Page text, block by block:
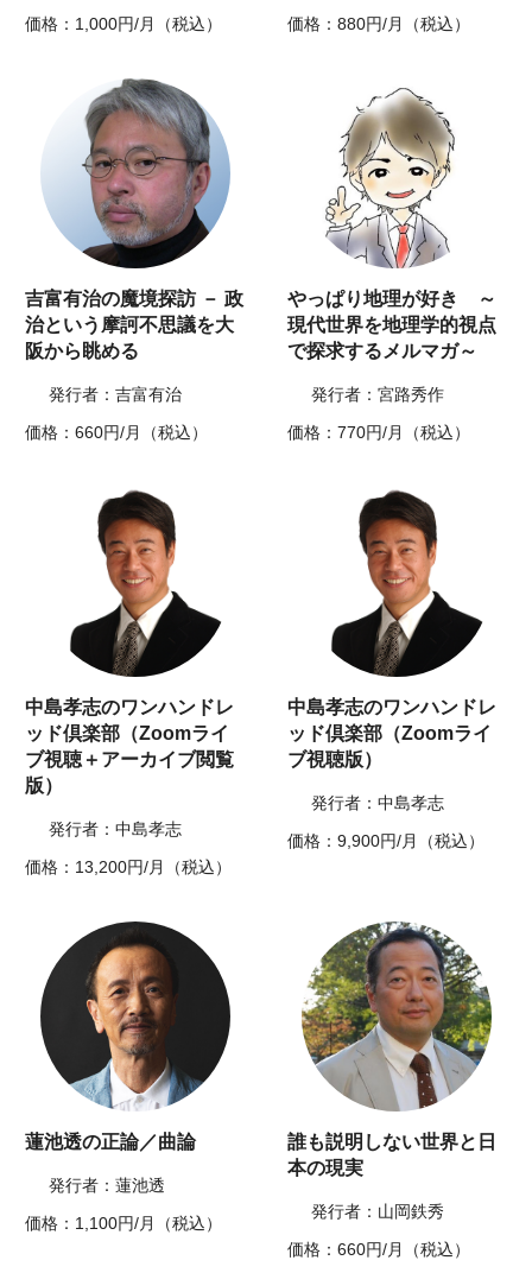
価格：1,000円/月（税込）
価格：880円/月（税込）
吉富有治の魔境探訪 － 政
治という摩訶不思議を大
阪から眺める
発行者：吉富有治
価格：660円/月（税込）
やっぱり地理が好き ～
現代世界を地理学的視点
で探求するメルマガ～
発行者：宮路秀作
価格：770円/月（税込）
中島孝志のワンハンドレ
ッド倶楽部（Zoomライ
ブ視聴＋アーカイブ閲覧
版）
発行者：中島孝志
価格：13,200円/月（税込）
中島孝志のワンハンドレ
ッド倶楽部（Zoomライ
ブ視聴版）
発行者：中島孝志
価格：9,900円/月（税込）
蓮池透の正論／曲論
発行者：蓮池透
価格：1,100円/月（税込）
誰も説明しない世界と日
本の現実
発行者：山岡鉄秀
価格：660円/月（税込）